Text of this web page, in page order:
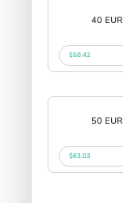
40 EUR
$50.42
50 EUR
$63.03